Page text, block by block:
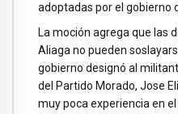
adoptadas por el gobierno
La moción agrega que las
Aliaga no pueden
gobierno designó al
del Partido Morado, Jose
muy poca experiencia en